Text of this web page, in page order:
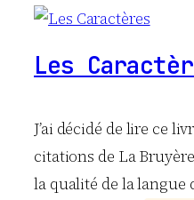
Les
J’ai décidé de lire ce
citations de La
la qualité de la langue